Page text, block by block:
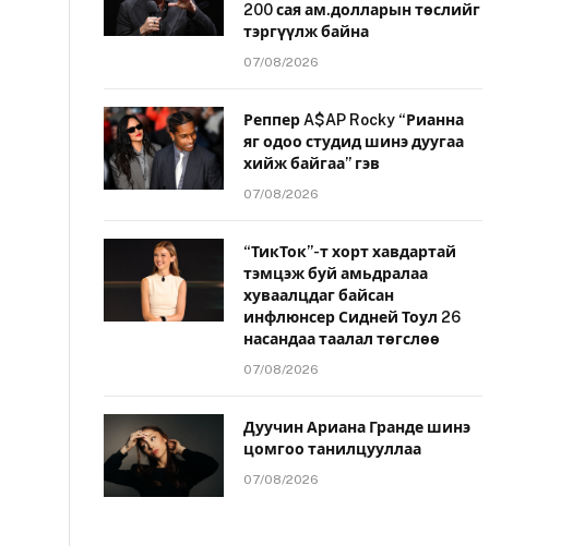
200 сая ам.долларын төслийг
тэргүүлж байна
07/08/2026
Реппер A$AP Rocky “Рианна
яг одоо студид шинэ дуугаа
хийж байгаа” гэв
07/08/2026
“ТикТок”-т хорт хавдартай
тэмцэж буй амьдралаа
хуваалцдаг байсан
инфлюнсер Сидней Тоул 26
насандаа таалал төгслөө
07/08/2026
Дуучин Ариана Гранде шинэ
цомгоо танилцууллаа
07/08/2026